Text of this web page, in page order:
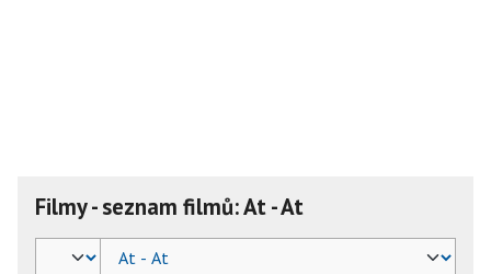
Filmy - seznam filmů: At - At